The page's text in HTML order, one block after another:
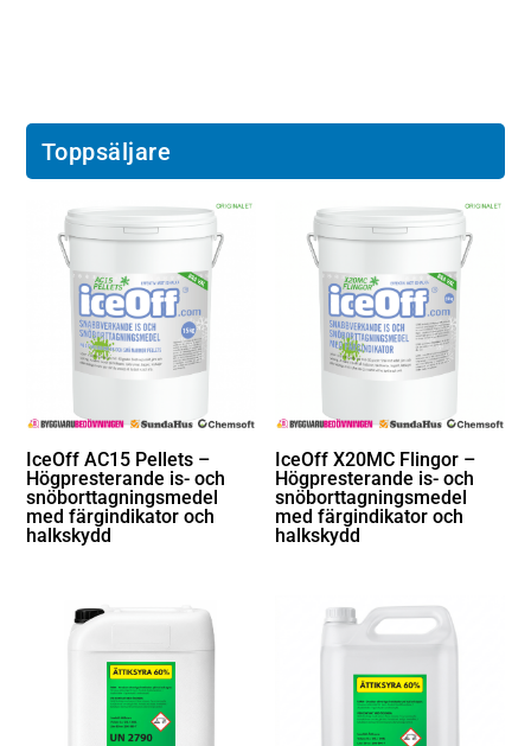
Toppsäljare
IceOff AC15 Pellets –
Högpresterande is- och
snöborttagningsmedel
med färgindikator och
halkskydd
IceOff X20MC Flingor –
Högpresterande is- och
snöborttagningsmedel
med färgindikator och
halkskydd